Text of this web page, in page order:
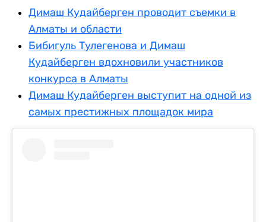
Димаш Кудайберген проводит съемки в
Алматы и области
Бибигуль Тулегенова и Димаш
Кудайберген вдохновили участников
конкурса в Алматы
Димаш Кудайберген выступит на одной из
самых престижных площадок мира